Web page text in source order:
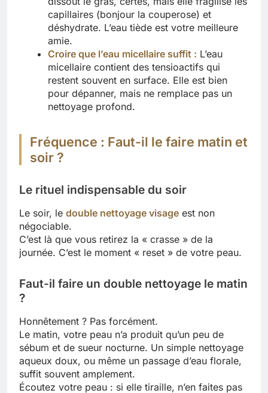
capillaires (bonjour la couperose) et
déshydrate. L’eau tiède est votre meilleure
amie.
Croire que l’eau micellaire suffit : L’eau
micellaire contient des tensioactifs qui
restent souvent en surface. Elle est bien
pour dépanner, mais ne remplace pas un
nettoyage profond.
Fréquence : Faut-il le faire matin et
soir ?
Le rituel indispensable du soir
Le soir, le double nettoyage visage est non
négociable.
C’est là que vous retirez la « crasse » de la
journée. C’est le moment « reset » de votre peau.
Faut-il faire un double nettoyage le matin
?
Honnêtement ? Pas forcément.
Le matin, votre peau n’a produit qu’un peu de
sébum et de sueur nocturne. Un simple nettoyage
aqueux doux, ou même un passage d’eau florale,
suffit souvent amplement.
Écoutez votre peau : si elle tiraille, n’en faites pas